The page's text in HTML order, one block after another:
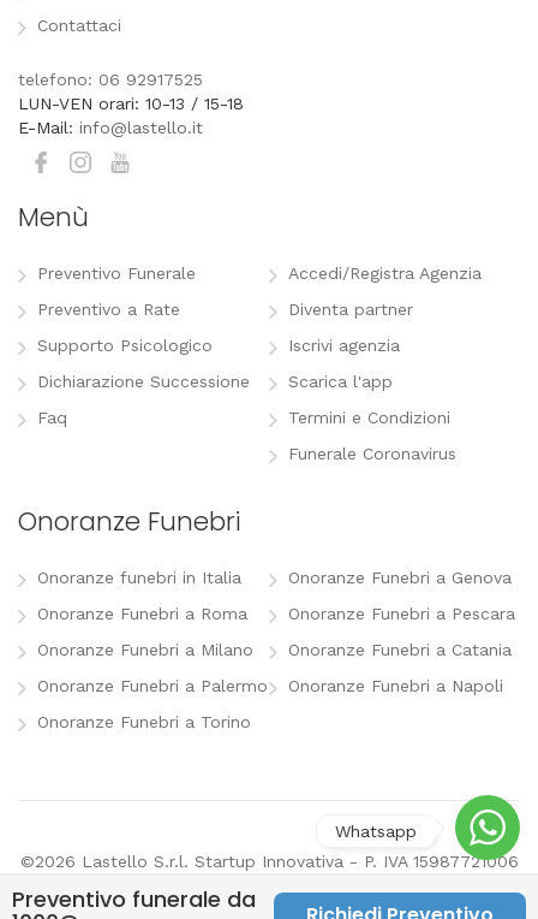
Contattaci
telefono: 06 92917525
LUN-VEN orari: 10-13 / 15-18
E-Mail: info@lastello.it
Menù
Preventivo Funerale
Preventivo a Rate
Supporto Psicologico
Dichiarazione Successione
Faq
Accedi/Registra Agenzia
Diventa partner
Iscrivi agenzia
Scarica l'app
Termini e Condizioni
Funerale Coronavirus
Onoranze Funebri
Onoranze funebri in Italia
Onoranze Funebri a Roma
Onoranze Funebri a Milano
Onoranze Funebri a Palermo
Onoranze Funebri a Torino
Onoranze Funebri a Genova
Onoranze Funebri a Pescara
Onoranze Funebri a Catania
Onoranze Funebri a Napoli
©2026 Lastello S.r.l. Startup Innovativa - P. IVA 15987721006
preferenze pubblicitarie
Preventivo funerale da